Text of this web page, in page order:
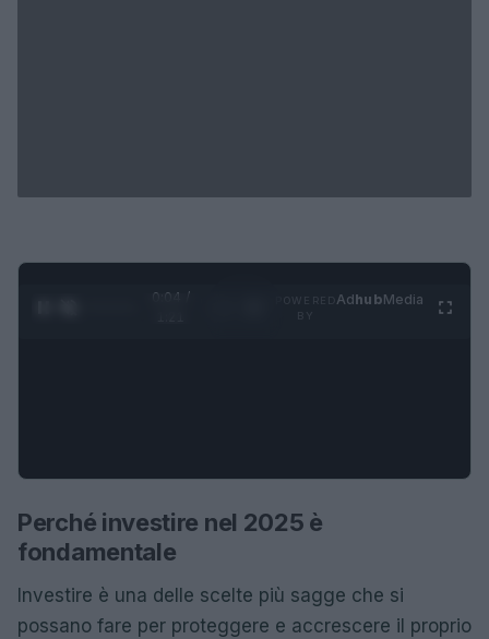
0:05 /
AdhubMedia
Perché investire nel 2025 è
fondamentale
Investire è una delle scelte più sagge che si
possano fare per proteggere e accrescere il proprio